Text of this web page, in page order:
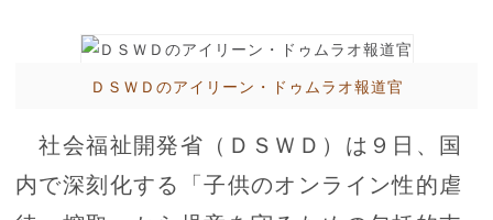
ＤＳＷＤのアイリーン・ドゥムラオ報道官
社会福祉開発省（ＤＳＷＤ）は９日、国
内で深刻化する「子供のオンライン性的虐